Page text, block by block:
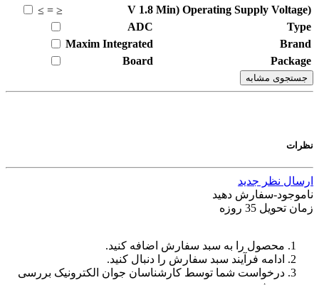
(Min) Operating Supply Voltage
1.8
V
≤
=
≥
Type
ADC
Brand
Maxim Integrated
Package
Board
جستجوی مشابه
نظرات
ارسال نظر جدید
ناموجود-سفارش دهید
زمان تحویل 35 روزه
محصول را به سبد سفارش اضافه کنید.
ادامه فرآیند سبد سفارش را دنبال کنید.
درخواست شما توسط کارشناسان جوان الکترونیک بررسی